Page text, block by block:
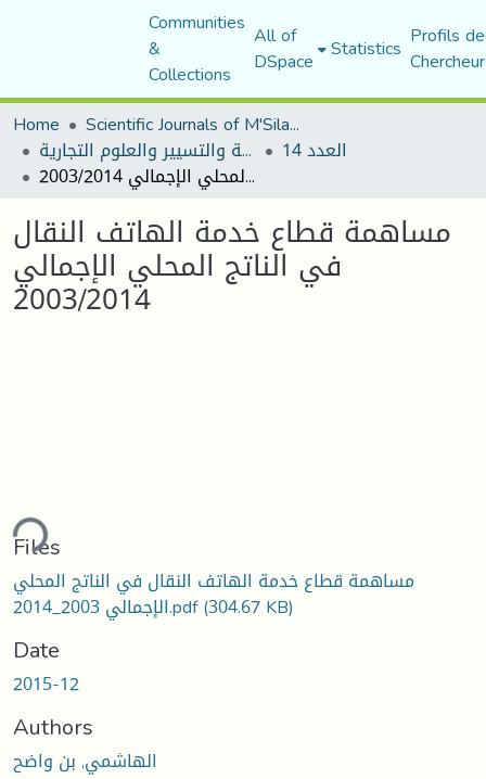
Communities
&
Collections
All of
DSpace Statistics Profils
Home
Scientific Journals of M'Sila University
مجلة العلوم الاقتصادية والتسيير والعلوم التجارية العدد 14
مساهمة قطاع خدمة الهاتف النقال في الناتج المحلي الإجمالي 2003/2014
مساهمة قطاع خدمة الهاتف النقال
في الناتج المحلي الإجمالي
2003/2014
Files
مساهمة قطاع خدمة الهاتف النقال في الناتج المحلي
الإجمالي 2003_2014.pdf(304.67 KB)
Date
2015-12
Authors
الهاشمي, بن واضح